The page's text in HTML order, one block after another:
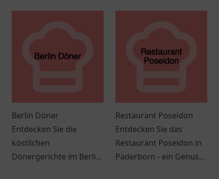
Berlin Döner
Entdecken Sie die
köstlichen
Dönergerichte im Berlin
Restaurant Poseidon
Entdecken Sie das
Restaurant Poseidon in
Paderborn - ein Genuss